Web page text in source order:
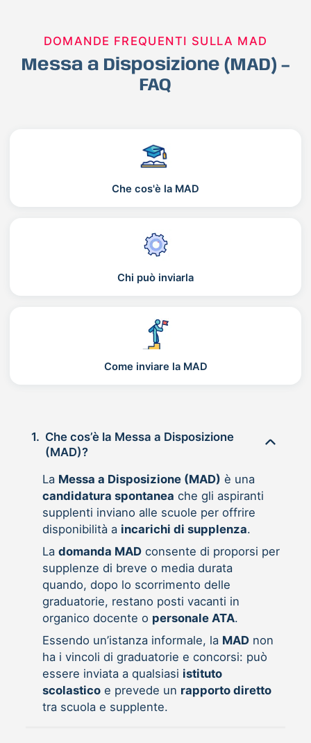
DOMANDE FREQUENTI SULLA MAD
Messa a Disposizione (MAD) –
FAQ
Che cos'è la MAD
Chi può inviarla
Come inviare la MAD
1. Che cos’è la Messa a Disposizione
(MAD)?
La Messa a Disposizione (MAD) è una
candidatura spontanea che gli aspiranti
supplenti inviano alle scuole per offrire
disponibilità a incarichi di supplenza.
La domanda MADconsente di proporsi per
supplenze di breve o media durata
quando, dopo lo scorrimento delle
graduatorie, restano posti vacanti in
organico docente o personale ATA.
Essendo un’istanza informale, la MADnon
ha i vincoli di graduatorie e concorsi: può
essere inviata a qualsiasi istituto
scolasticoe prevede un rapporto diretto
tra scuola e supplente.